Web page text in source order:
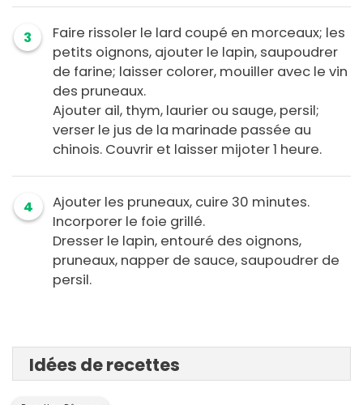
3
Faire rissoler le lard coupé en morceaux; les
petits oignons, ajouter le lapin, saupoudrer
de farine; laisser colorer, mouiller avec le vin
des pruneaux.
Ajouter ail, thym, laurier ou sauge, persil;
verser le jus de la marinade passée au
chinois. Couvrir et laisser mijoter 1 heure.
4
Ajouter les pruneaux, cuire 30 minutes.
Incorporer le foie grillé.
Dresser le lapin, entouré des oignons,
pruneaux, napper de sauce, saupoudrer de
persil.
Idées de recettes